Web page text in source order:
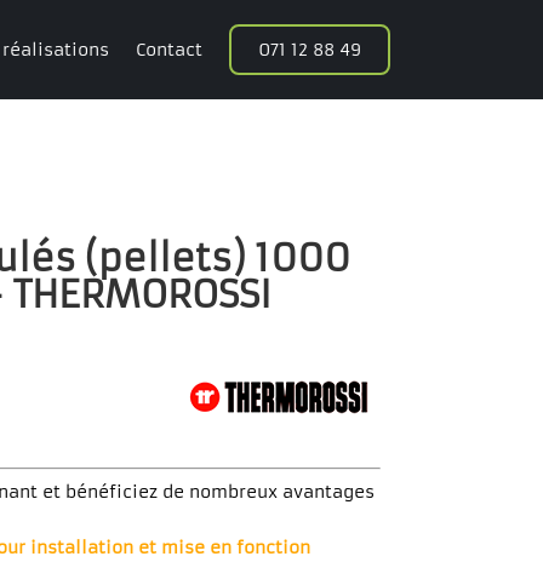
réalisations Contact 071 12 88 49
(pellets) 1000
et bénéficiez de nombreux avantages
installation et mise en fonction